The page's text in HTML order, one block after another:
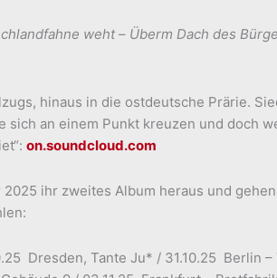
weht– Überm Dach des
hinaus in die ostdeutsche Prärie.
sich an einem Punkt kreuzen und doch
on.soundcloud.com
ihr zweites Album heraus und
Dresden, Tante Ju* / 31.10.25 Berlin